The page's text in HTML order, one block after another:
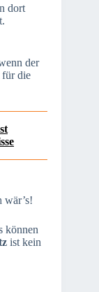
dort
der
die
können
ist kein